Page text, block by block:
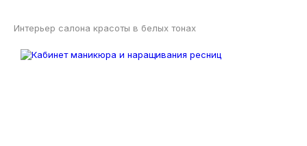
Интерьер салона красоты в белых тонах